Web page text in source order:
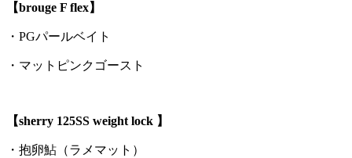
【brouge F flex】
・PGパールベイト
・マットピンクゴースト
【sherry 125SS weight lock 】
・抱卵鮎（ラメマット）